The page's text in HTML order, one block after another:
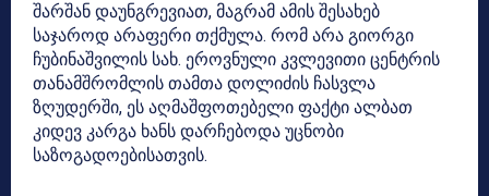
შარშან დაუნგრევიათ, მაგრამ ამის შესახებ
საჯაროდ არაფერი თქმულა. რომ არა გიორგი
ჩუბინაშვილის სახ. ეროვნული კვლევითი ცენტრის
თანამშრომლის თამთა დოლიძის ჩასვლა
ზღუდერში, ეს აღმაშფოთებელი ფაქტი ალბათ
კიდევ კარგა ხანს დარჩებოდა უცნობი
საზოგადოებისათვის.